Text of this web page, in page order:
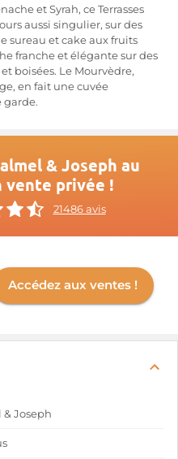
et Syrah, ce Terrasses
aussi singulier, sur des
sureau et cake aux fruits
franche et élégante sur des
boisées. Le Mourvèdre,
en fait une cuvée
garde.
& Joseph au
vente privée !
21486 avis
Accédez aux ventes !
& Joseph